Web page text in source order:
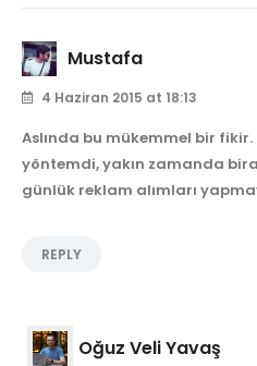
Mustafa
4 Haziran 2015 at 18:13
Aslında bu mükemmel bir fikir.
yöntemdi, yakın zamanda
günlük reklam alımları
REPLY
Oğuz Veli Yavaş